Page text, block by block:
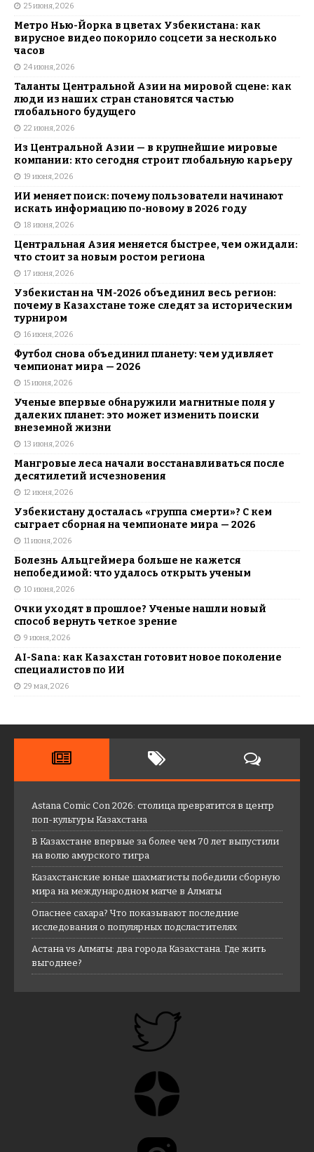
25 июня, 2026
Метро Нью-Йорка в цветах Узбекистана: как
вирусное видео покорило соцсети за несколько
часов
24 июня, 2026
Таланты Центральной Азии на мировой сцене: как
люди из наших стран становятся частью
глобального будущего
22 июня, 2026
Из Центральной Азии — в крупнейшие мировые
компании: кто сегодня строит глобальную карьеру
19 июня, 2026
ИИ меняет поиск: почему пользователи начинают
искать информацию по-новому в 2026 году
18 июня, 2026
Центральная Азия меняется быстрее, чем ожидали:
что стоит за новым ростом региона
17 июня, 2026
Узбекистан на ЧМ-2026 объединил весь регион:
почему в Казахстане тоже следят за историческим
турниром
16 июня, 2026
Футбол снова объединил планету: чем удивляет
чемпионат мира — 2026
15 июня, 2026
Ученые впервые обнаружили магнитные поля у
далеких планет: это может изменить поиски
внеземной жизни
13 июня, 2026
Мангровые леса начали восстанавливаться после
десятилетий исчезновения
12 июня, 2026
Узбекистану досталась «группа смерти»? С кем
сыграет сборная на чемпионате мира — 2026
11 июня, 2026
Болезнь Альцгеймера больше не кажется
непобедимой: что удалось открыть ученым
10 июня, 2026
Очки уходят в прошлое? Ученые нашли новый
способ вернуть четкое зрение
9 июня, 2026
AI-Sana: как Казахстан готовит новое поколение
специалистов по ИИ
29 мая, 2026
Astana Comic Con 2026: столица превратится в центр
поп-культуры Казахстана
В Казахстане впервые за более чем 70 лет выпустили
на волю амурского тигра
Казахстанские юные шахматисты победили сборную
мира на международном матче в Алматы
Опаснее сахара? Что показывают последние
исследования о популярных подсластителях
Астана vs Алматы: два города Казахстана. Где жить
выгоднее?